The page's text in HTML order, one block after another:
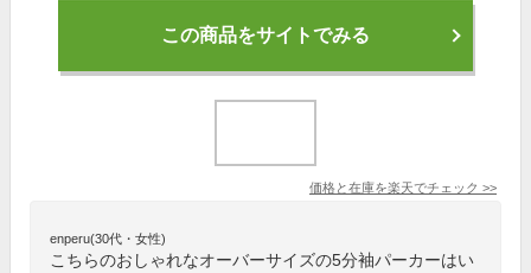
この商品をサイトでみる
価格と在庫を楽天でチェック >>
enperu(30代・女性)
こちらのおしゃれなオーバーサイズの5分袖パーカーはい